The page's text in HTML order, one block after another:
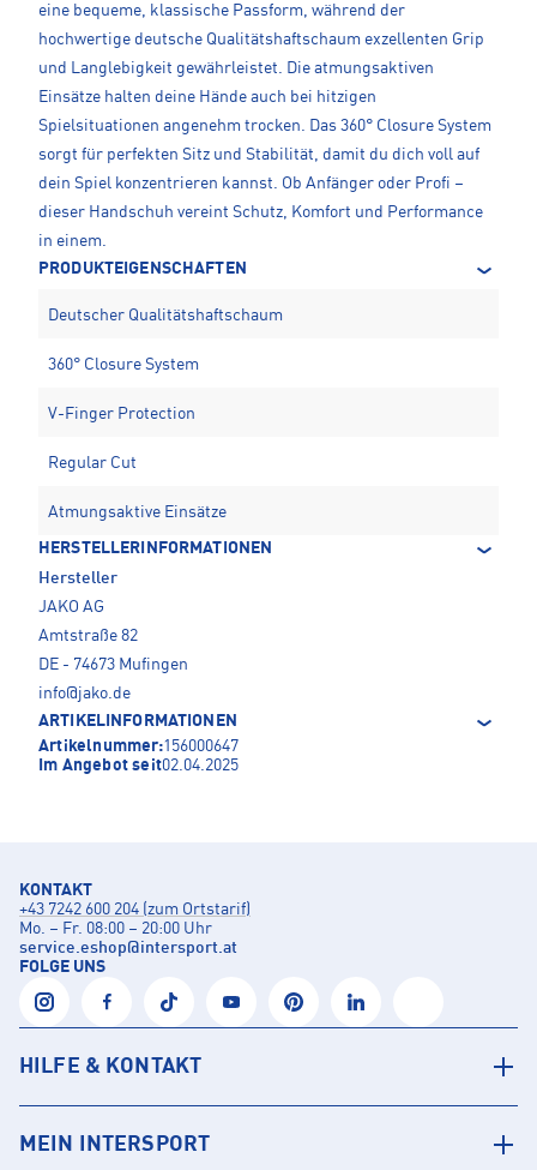
eine bequeme, klassische Passform, während der
hochwertige deutsche Qualitätshaftschaum exzellenten Grip
und Langlebigkeit gewährleistet. Die atmungsaktiven
Einsätze halten deine Hände auch bei hitzigen
Spielsituationen angenehm trocken. Das 360° Closure System
sorgt für perfekten Sitz und Stabilität, damit du dich voll auf
dein Spiel konzentrieren kannst. Ob Anfänger oder Profi –
dieser Handschuh vereint Schutz, Komfort und Performance
in einem.
PRODUKTEIGENSCHAFTEN
Deutscher Qualitätshaftschaum
360° Closure System
V-Finger Protection
Regular Cut
Atmungsaktive Einsätze
HERSTELLERINFORMATIONEN
Hersteller
JAKO AG
Amtstraße 82
DE - 74673 Mufingen
info@jako.de
ARTIKELINFORMATIONEN
Artikelnummer:156000647
Im Angebot seit02.04.2025
KONTAKT
+43 7242 600 204 (zum Ortstarif)
Mo. – Fr. 08:00 – 20:00 Uhr
service.eshop@intersport.at
FOLGE UNS
HILFE & KONTAKT
MEIN INTERSPORT